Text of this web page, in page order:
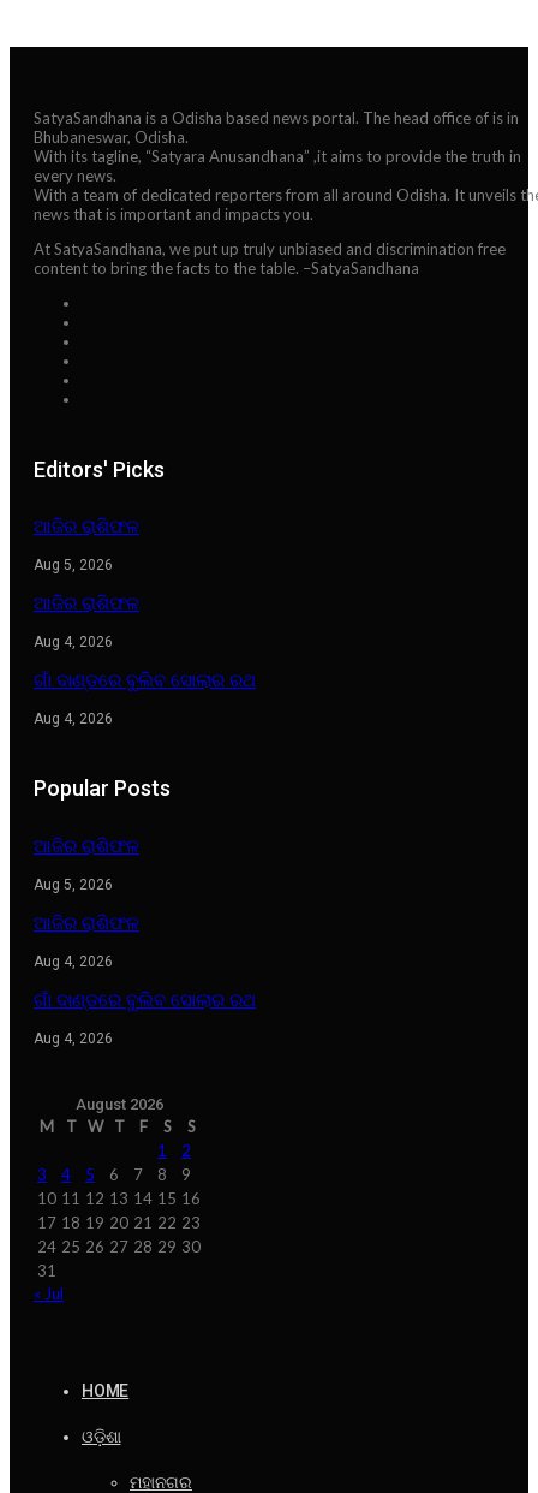
SatyaSandhana is a Odisha based news portal. The head office of is in
Bhubaneswar, Odisha.
With its tagline, “Satyara Anusandhana” ,it aims to provide the truth in
every news.
With a team of dedicated reporters from all around Odisha. It unveils
news that is important and impacts you.
At SatyaSandhana, we put up truly unbiased and discrimination free
content to bring the facts to the table. –SatyaSandhana
Editors' Picks
ଆଜିର ରାଶିଫଳ
Aug 5, 2026
ଆଜିର ରାଶିଫଳ
Aug 4, 2026
ଗାଁ ଦାଣ୍ଡରେ ବୁଲିବ ସୋଲାର ରଥ
Aug 4, 2026
Popular Posts
ଆଜିର ରାଶିଫଳ
Aug 5, 2026
ଆଜିର ରାଶିଫଳ
Aug 4, 2026
ଗାଁ ଦାଣ୍ଡରେ ବୁଲିବ ସୋଲାର ରଥ
Aug 4, 2026
August 2026
M T W T F S
S
1
2
3
4 5 6 7 8
9
10 11 12 13 14 15 16
17 18 19 20 21 22 23
24 25 26 27 28 29 30
31
« Jul
HOME
ଓଡ଼ିଶା
ମହାନଗର